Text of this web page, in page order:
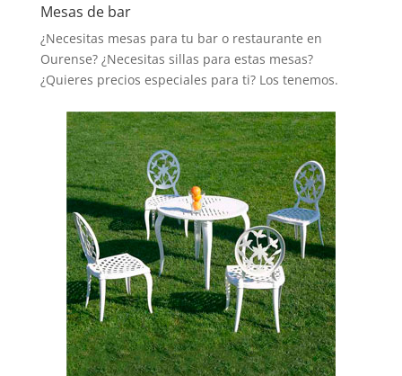
Mesas de bar
¿Necesitas mesas para tu bar o restaurante en
Ourense? ¿Necesitas sillas para estas mesas?
¿Quieres precios especiales para ti? Los tenemos.